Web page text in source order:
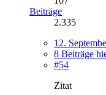
Beiträge
2.335
12.
8 Beiträge
#54
Zitat